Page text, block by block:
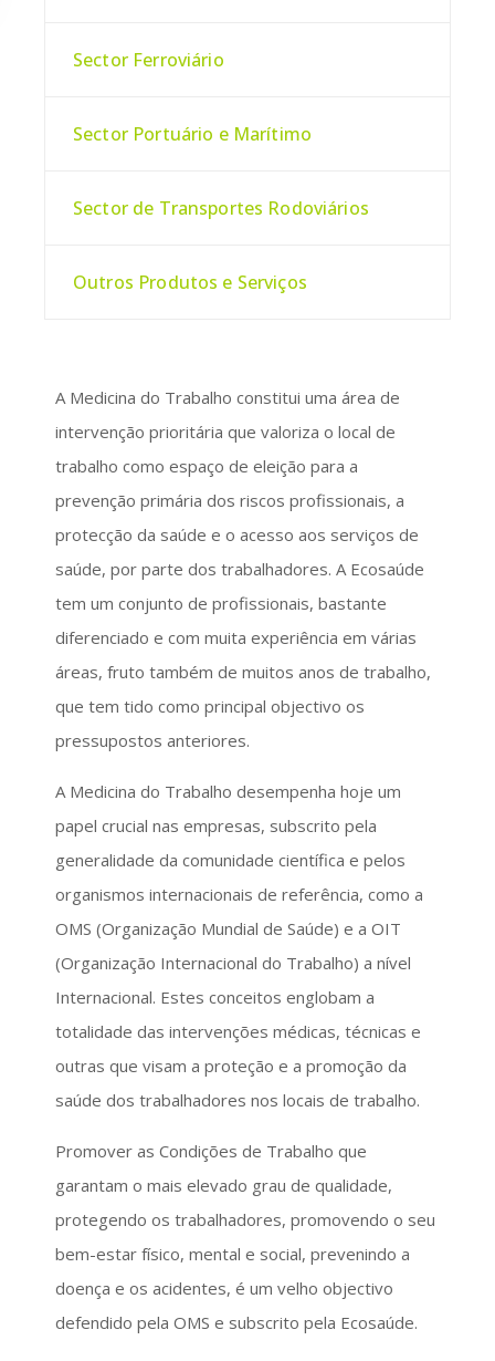
Sector Ferroviário
Sector Portuário e Marítimo
Sector de Transportes Rodoviários
Outros Produtos e Serviços
A Medicina do Trabalho constitui uma área de
intervenção prioritária que valoriza o local de
trabalho como espaço de eleição para a
prevenção primária dos riscos profissionais, a
protecção da saúde e o acesso aos serviços de
saúde, por parte dos trabalhadores. A Ecosaúde
tem um conjunto de profissionais, bastante
diferenciado e com muita experiência em várias
áreas, fruto também de muitos anos de trabalho,
que tem tido como principal objectivo os
pressupostos anteriores.
A Medicina do Trabalho desempenha hoje um
papel crucial nas empresas, subscrito pela
generalidade da comunidade científica e pelos
organismos internacionais de referência, como a
OMS (Organização Mundial de Saúde) e a OIT
(Organização Internacional do Trabalho) a nível
Internacional. Estes conceitos englobam a
totalidade das intervenções médicas, técnicas e
outras que visam a proteção e a promoção da
saúde dos trabalhadores nos locais de trabalho.
Promover as Condições de Trabalho que
garantam o mais elevado grau de qualidade,
protegendo os trabalhadores, promovendo o seu
bem-estar físico, mental e social, prevenindo a
doença e os acidentes, é um velho objectivo
defendido pela OMS e subscrito pela Ecosaúde.